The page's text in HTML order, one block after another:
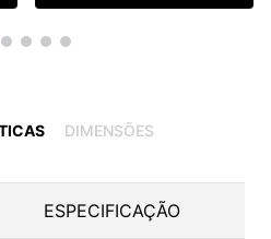
DIMENSÕES
ESPECIFICAÇÃO